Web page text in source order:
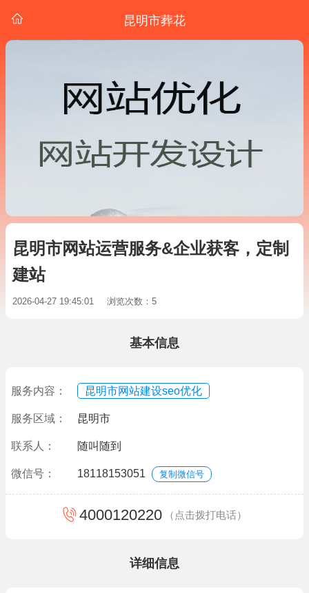
昆明市葬花
昆明市网站运营服务&企业获客，定制
建站
2026-04-27 19:45:01 浏览次数：5
基本信息
服务内容： 昆明市网站建设seo优化
服务区域： 昆明市
联系人： 随叫随到
微信号： 18118153051 复制微信号
4000120220 （点击拨打电话）
详细信息